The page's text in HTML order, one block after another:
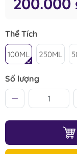
Thể Tích
100ML 250ML
Số lượng